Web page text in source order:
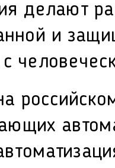
делают
и